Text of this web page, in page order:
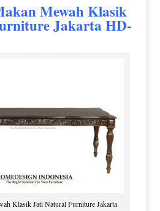
MewahKlasik
Jakarta HD-
Klasik Jati Natural Furniture Jakarta